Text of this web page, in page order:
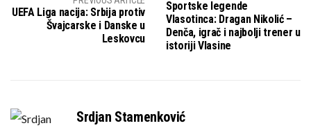
UEFA Liga nacija: Srbija protiv
Švajcarske i Danske u
Leskovcu
Sportske legende
Vlasotinca: Dragan Nikolić –
Denča, igrač i najbolji trener u
istoriji Vlasine
Srdjan Stamenković